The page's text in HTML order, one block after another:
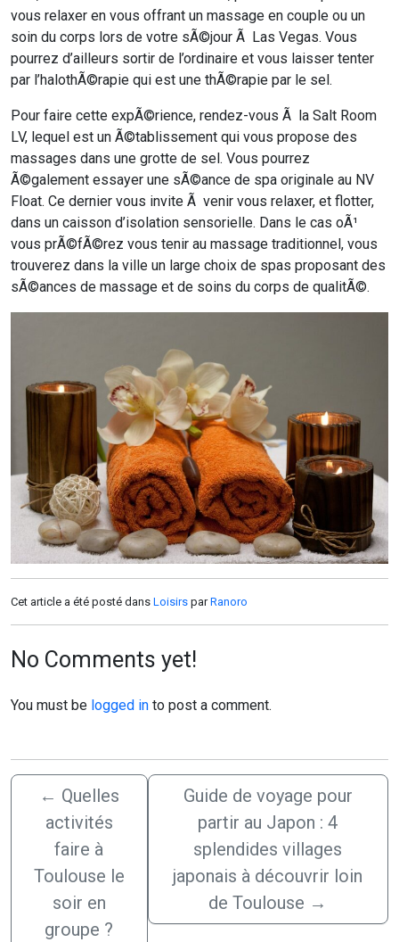
vous relaxer en vous offrant un massage en couple ou un
soin du corps lors de votre sÃ©jour Ã Las Vegas. Vous
pourrez d’ailleurs sortir de l’ordinaire et vous laisser tenter
par l’halothÃ©rapie qui est une thÃ©rapie par le sel.
Pour faire cette expÃ©rience, rendez-vous Ã la Salt Room
LV, lequel est un Ã©tablissement qui vous propose des
massages dans une grotte de sel. Vous pourrez
Ã©galement essayer une sÃ©ance de spa originale au NV
Float. Ce dernier vous invite Ã venir vous relaxer, et flotter,
dans un caisson d’isolation sensorielle. Dans le cas oÃ¹
vous prÃ©fÃ©rez vous tenir au massage traditionnel, vous
trouverez dans la ville un large choix de spas proposant des
sÃ©ances de massage et de soins du corps de qualitÃ©.
Cet article a été posté dans Loisirs parRanoro
No Comments yet!
You must be logged in to post a comment.
← Quelles
activités
faire à
Toulouse le
soir en
groupe ?
Guide de voyage pour
partir au Japon : 4
splendides villages
japonais à découvrir loin
de Toulouse →